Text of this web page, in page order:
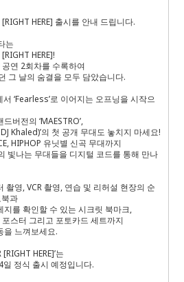
HERE] 출시를 안내 드립니다.
는
HERE]!
연 2회차를 수록하여
그 날의 숨결을 모두 담았습니다.
서 ‘Fearless’로 이어지는 오프닝을 시작으
버전의 ‘MAESTRO’,
Khaled)’의 첫 공개 무대도 놓치지 마세요!
HIPHOP 유닛별 신곡 무대까지
빛나는 무대들을 디지털 코드를 통해 만나
촬영, VCR 촬영, 연습 및 리허설 현장의 순
과
를 확인할 수 있는 시크릿 북마크,
스터 그리고 포토카드 세트까지
을 느껴보세요.
HERE]’는
정식 출시 예정입니다.